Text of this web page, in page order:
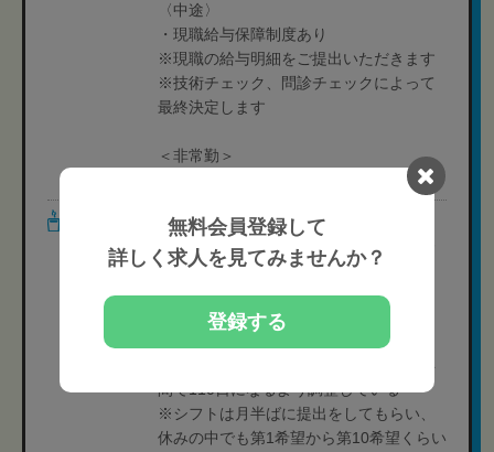
〈中途〉
・現職給与保障制度あり
※現職の給与明細をご提出いただきます
※技術チェック、問診チェックによって
最終決定します
＜非常勤＞
［休日］週休2日制(シフト制)
［休暇］人材紹介担当者までお問い合わ
せください
※有給休暇は法定通り支給
［年間休日］110日
※月単位で休みの日数が決まっており年
間で110日になるよう調整している
※シフトは月半ばに提出をしてもらい、
休みの中でも第1希望から第10希望くらい
無料会員登録して
詳しく求人を見てみませんか？
登録する